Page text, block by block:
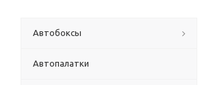
Автобоксы
Автопалатки